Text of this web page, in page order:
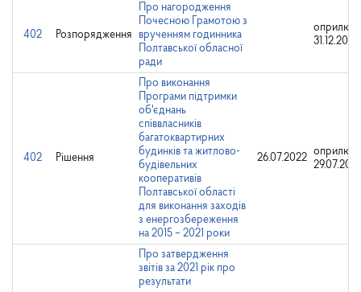
402 Розпорядження
Про нагородження
Почесною Грамотою з
врученням годинника
Полтавської обласної
ради
31.12.2025
402 Рішення
Про виконання
Програми підтримки
об'єднань
співвласників
багатоквартирних
будинків та житлово-
будівельних
кооперативів
Полтавської області
для виконання заходів
з енергозбереження
на 2015 – 2021 роки
26.07.2022
Про затвердження
звітів за 2021 рік про
результати